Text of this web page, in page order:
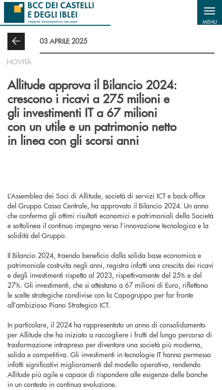
Salta al contenuto principale
MENU
03 APRILE 2025
NOVITÀ
Allitude approva il Bilancio 2024:
crescono i ricavi a 275 milioni e
gli investimenti IT a 67 milioni
con un utile e un patrimonio netto
in linea con gli scorsi anni
L’Assemblea dei Soci di Allitude, società di servizi ICT e back-office
del Gruppo Cassa Centrale, ha approvato il Bilancio 2024. Un anno
che conferma gli ottimi risultati economici e patrimoniali della Società
e sottolinea il continuo impegno verso l’innovazione tecnologica e la
solidità del Gruppo.
Il Bilancio 2024, traendo beneficio dalla solida base economica e
patrimoniale costruita negli anni, registra infatti una crescita dei ricavi
e degli investimenti rispetto al 2023, rispettivamente del 25% e del
27%. Gli investimenti, che si attestano a 67 milioni di Euro, riflettono
le scelte strategiche condivise con la Capogruppo per far fronte
all’ambizioso Piano Strategico ICT.
In particolare, il 2024 ha rappresentato un anno di consolidamento
per Allitude che ha iniziato a raccogliere i frutti del lungo percorso di
trasformazione intrapreso per diventare una società più moderna,
solida e competitiva. Gli investimenti in tecnologie IT hanno permesso
infatti significativi miglioramenti del modello operativo, rendendo
Allitude più agile e capace di rispondere alle esigenze delle banche
in un contesto in continua evoluzione.